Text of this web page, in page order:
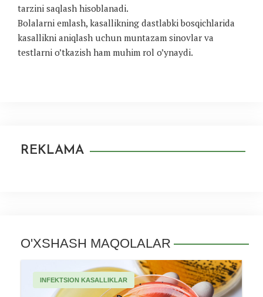
tarzini saqlash hisoblanadi.
Bolalarni emlash, kasallikning dastlabki bosqichlarida
kasallikni aniqlash uchun muntazam sinovlar va
testlarni o’tkazish ham muhim rol o’ynaydi.
REKLAMA
O'XSHASH MAQOLALAR
INFEKTSION KASALLIKLAR